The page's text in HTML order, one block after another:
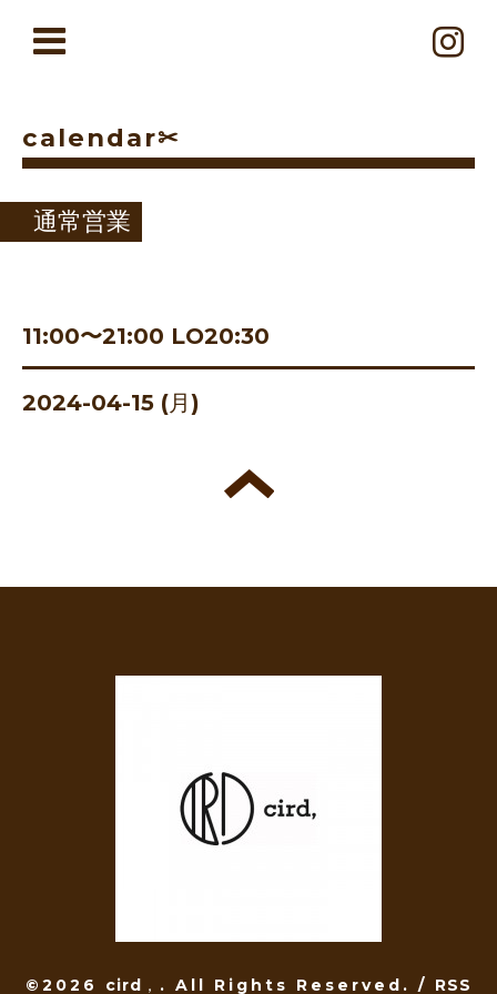
calendar✂︎
通常営業
11:00〜21:00 LO20:30
2024-04-15 (月)
©2026 cird， . All Rights Reserved. / RSS